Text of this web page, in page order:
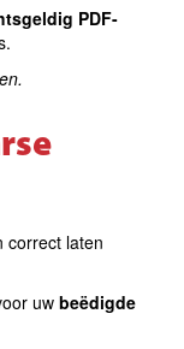
PDF-
correct laten
uw beëdigde